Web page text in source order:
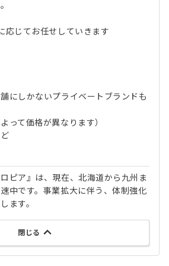
じてお任せしていきます
にしかないプライベートブランドも
って価格が異なります）
ピア』は、現在、北海道から九州ま
中です。事業拡大に伴う、体制強化
ます。
閉じる